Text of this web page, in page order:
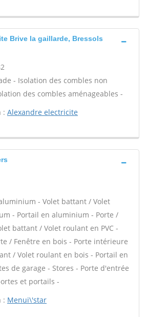
Brive la gaillarde, Bressols
- Isolation des combles non
des combles aménageables -
: Alexandre electricite
- Volet battant / Volet
- Portail en aluminium - Porte /
battant / Volet roulant en PVC -
/ Fenêtre en bois - Porte intérieure
/ Volet roulant en bois - Portail en
de garage - Stores - Porte d'entrée
et portails -
: Menui\'star